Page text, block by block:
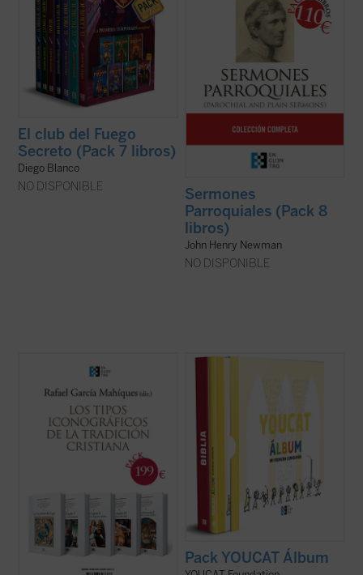
esconde un ...
(ver ficha)
El club del Fuego
Secreto (Pack 7 libros)
Diego Blanco
NO DISPONIBLE
(ver ficha)
Sermones
Parroquiales (Pack 8
libros)
John Henry Newman
NO DISPONIBLE
Este pack incluye los cinco volúmenes,
publicados hasta ahora, de una ambiciosa
organizada no por estilos artísticos y
épocas, sino por los distintos tipos
iconográficos de la tradición cristiana, ...
(ver ficha)
Pack YOUCAT Álbum